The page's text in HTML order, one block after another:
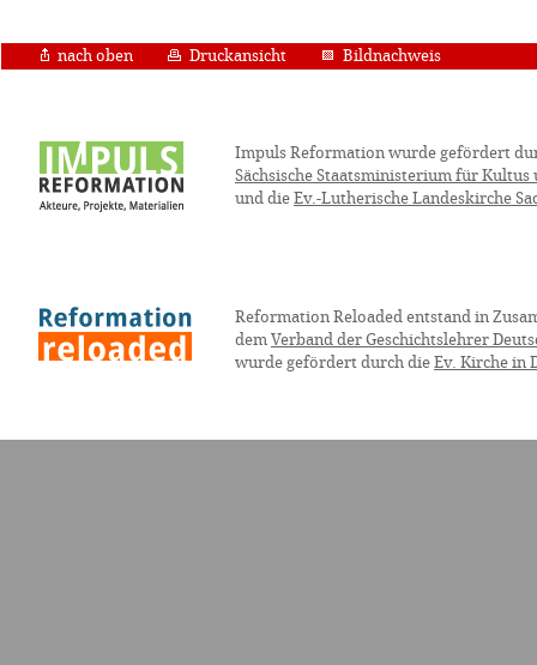
nach oben Druckansicht Bildnachweis
Impuls Reformation wurde gefördert
Sächsische Staatsministerium für Kultus
und die Ev.-Lutherische Landeskirche
Reformation Reloaded entstand in
dem Verband der Geschichtslehrer
wurde gefördert durch die Ev. Kirche in